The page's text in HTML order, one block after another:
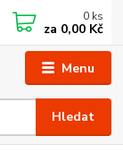
Menu
Hledat
0 ks
za 0,00 Kč